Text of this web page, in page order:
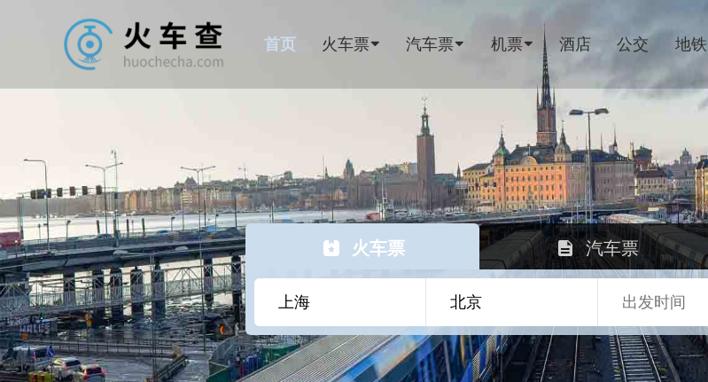
首页 火车票 汽车票 机票 酒店 公交 地铁
火车票 汽车票